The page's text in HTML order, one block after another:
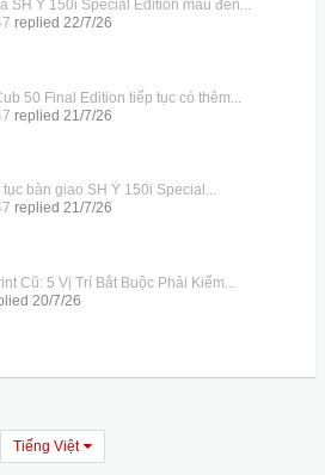
SH Ý 150i Special Edition màu đen...
replied 22/7/26
50 Final Edition tiếp tục có thêm...
replied 21/7/26
bàn giao SH Ý 150i Special...
replied 21/7/26
Cũ: 5 Vị Trí Bắt Buộc Phải Kiểm...
20/7/26
Tiếng Việt